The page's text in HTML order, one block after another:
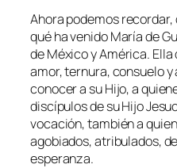
Ahora podemos
qué ha venido María de
de México y América.
amor, ternura, consuelo
conocer a su Hijo, a
discípulos de su Hijo
vocación, también a
agobiados, atribulados,
esperanza.